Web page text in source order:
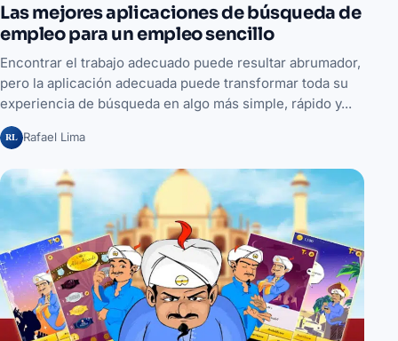
Las mejores aplicaciones de búsqueda de
empleo para un empleo sencillo
Encontrar el trabajo adecuado puede resultar abrumador,
pero la aplicación adecuada puede transformar toda su
experiencia de búsqueda en algo más simple, rápido y...
RL Rafael Lima